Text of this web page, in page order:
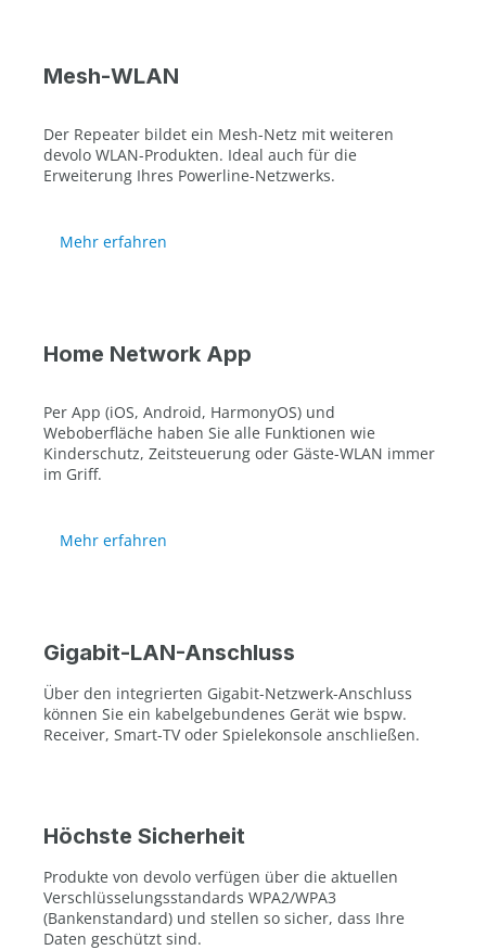
Mesh-WLAN
Der Repeater bildet ein Mesh-Netz mit weiteren
devolo WLAN-Produkten. Ideal auch für die
Erweiterung Ihres Powerline-Netzwerks.
Mehr erfahren
Home Network App
Per App (iOS, Android, HarmonyOS) und
Weboberfläche haben Sie alle Funktionen wie
Kinderschutz, Zeitsteuerung oder Gäste-WLAN immer
im Griff.
Mehr erfahren
Gigabit-LAN-Anschluss
Über den integrierten Gigabit-Netzwerk-Anschluss
können Sie ein kabelgebundenes Gerät wie bspw.
Receiver, Smart-TV oder Spielekonsole anschließen.
Höchste Sicherheit
Produkte von devolo verfügen über die aktuellen
Verschlüsselungsstandards WPA2/WPA3
(Bankenstandard) und stellen so sicher, dass Ihre
Daten geschützt sind.